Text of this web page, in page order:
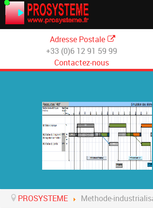
Adresse Postale
+33 (0)6 12 91 59 99
Contactez-nous
PROSYSTEME Methode-